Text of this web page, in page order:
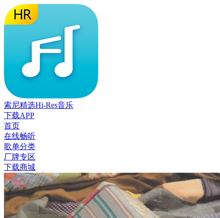
索尼精选Hi-Res音乐
下载APP
首页
在线畅听
歌单分类
厂牌专区
下载商城